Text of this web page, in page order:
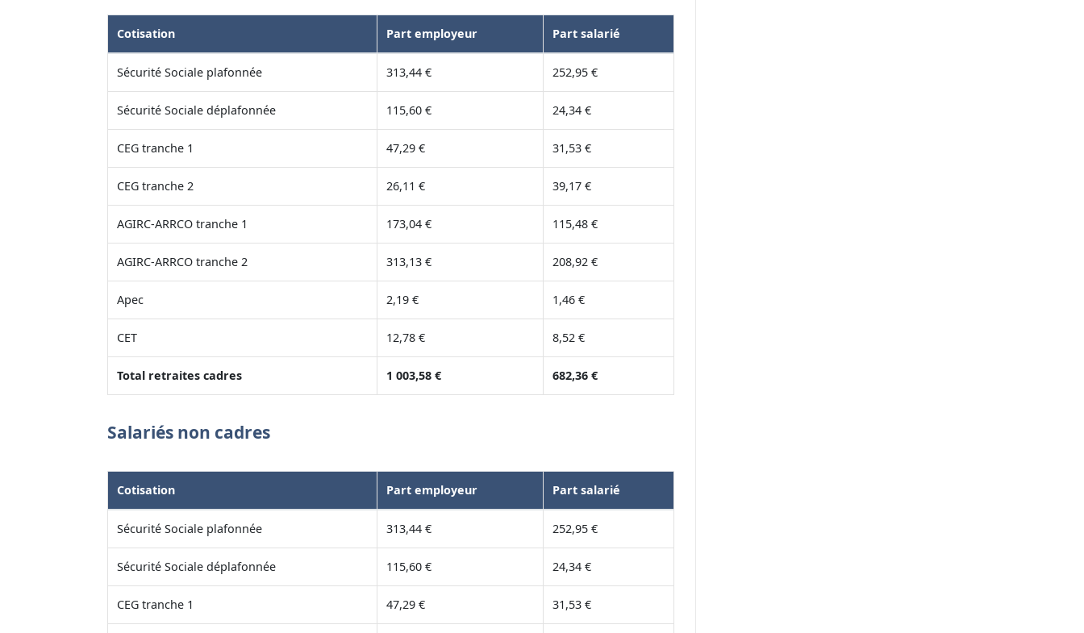
Cotisation Part employeur Part salarié
Sécurité Sociale plafonnée 313,44 € 252,95 €
Sécurité Sociale déplafonnée 115,60 € 24,34 €
CEG tranche 1 47,29 € 31,53 €
CEG tranche 2 26,11 € 39,17 €
AGIRC-ARRCO tranche 1 173,04 € 115,48 €
AGIRC-ARRCO tranche 2 313,13 € 208,92 €
Apec 2,19 € 1,46 €
CET 12,78 € 8,52 €
Total retraites cadres 1 003,58 € 682,36 €
Salariés non cadres
Cotisation Part employeur Part salarié
Sécurité Sociale plafonnée 313,44 € 252,95 €
Sécurité Sociale déplafonnée 115,60 € 24,34 €
CEG tranche 1 47,29 € 31,53 €